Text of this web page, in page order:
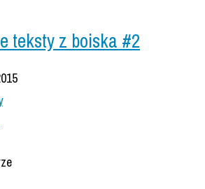
teksty z boiska #2